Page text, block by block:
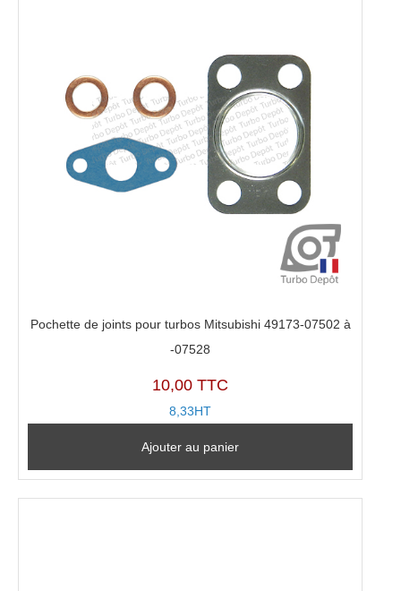
Pochette de joints pour turbos Mitsubishi 49173-07502 à
-07528
10,00 TTC
8,33HT
Ajouter au panier